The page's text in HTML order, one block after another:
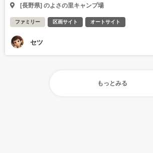
[長野県] のよさの里キャンプ場
ファミリー 区画サイト オートサイト
セツ
もっとみる